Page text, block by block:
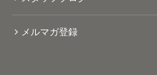
メルマガ登録